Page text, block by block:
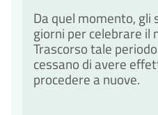
Da quel momento, gli
giorni per celebrare il
Trascorso tale
cessano di avere
procedere a nuove.